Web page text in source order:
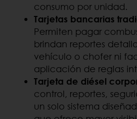
consumo por unidad.
Tarjetas bancarias
Permiten pagar
brindan reportes
vehículo o chofer ni
aplicación de reglas
Tarjeta de diésel
control, reportes,
un solo sistema